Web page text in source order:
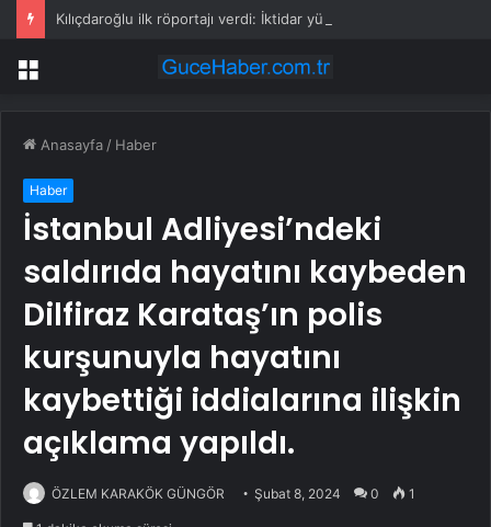
Menü
Anasayfa / Haber
Haber
İstanbul Adliyesi’ndeki
saldırıda hayatını kaybeden
Dilfiraz Karataş’ın polis
kurşunuyla hayatını
kaybettiği iddialarına ilişkin
açıklama yapıldı.
ÖZLEM KARAKÖK GÜNGÖR Şubat 8, 2024 0 1